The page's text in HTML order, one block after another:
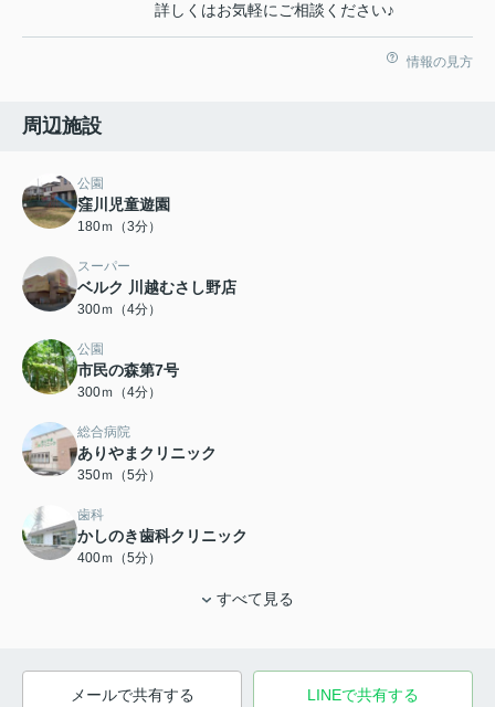
詳しくはお気軽にご相談ください♪
情報の見方
周辺施設
公園
窪川児童遊園
180ｍ（3分）
スーパー
ベルク 川越むさし野店
300ｍ（4分）
公園
市民の森第7号
300ｍ（4分）
総合病院
ありやまクリニック
350ｍ（5分）
歯科
かしのき歯科クリニック
400ｍ（5分）
すべて見る
メールで共有する LINEで共有する